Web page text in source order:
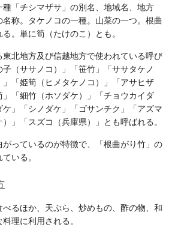
「チシマザサ」の別名、地域名、地方
称。タケノコの一種。山菜の一つ。根曲
。単に筍（たけのこ）とも。
北地方及び信越地方で使われている呼び
（ササノコ）」「笹竹」「ササタケノ
」「姫筍（ヒメタケノコ）」「アサヒザ
「細竹（ホソダケ）」「チョウカイダ
」「シノダケ」「ゴサンチク」「アズマ
」「スズコ（兵庫県）」とも呼ばれる。
っているのが特徴で、「根曲がり竹」の
いる。
るほか、天ぷら、炒めもの、酢の物、和
理に利用される。